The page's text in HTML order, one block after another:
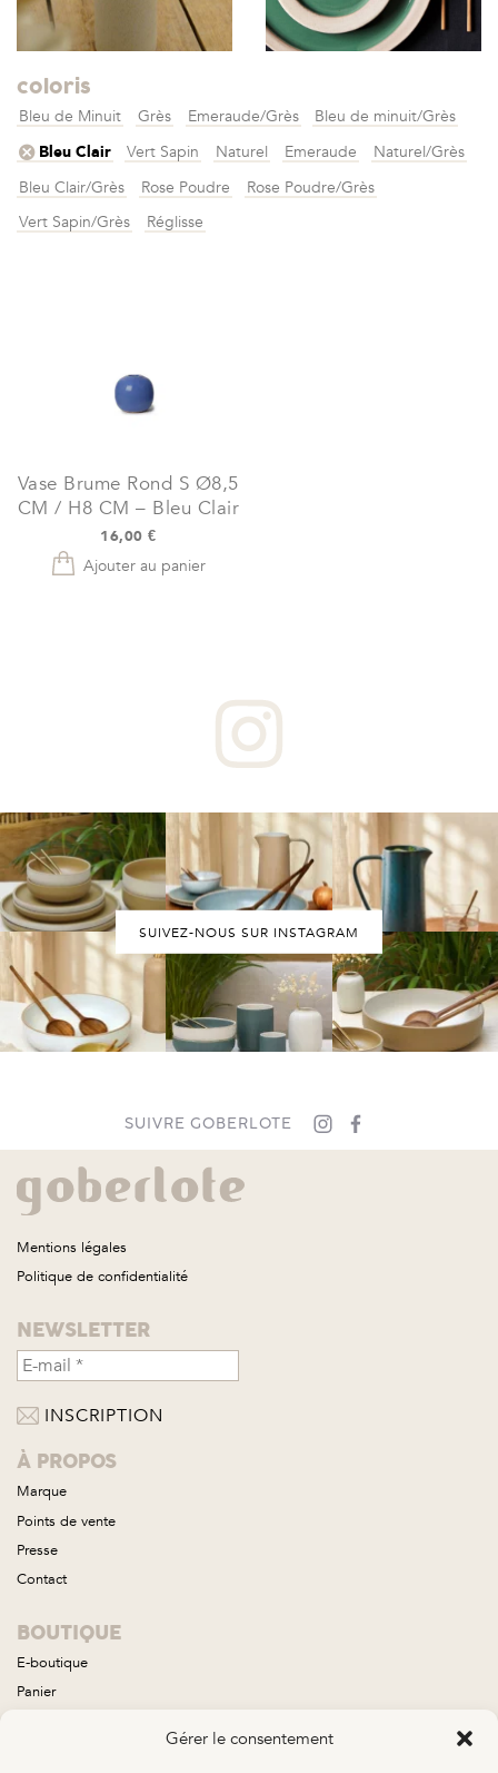
Gérer le consentement
coloris
Bleu de Minuit Grès Emeraude/Grès Bleu de minuit/Grès
Bleu Clair Vert Sapin Naturel Emeraude
Naturel/Grès
Bleu Clair/Grès
Rose Poudre
Rose Poudre/Grès
Vert Sapin/Grès
Réglisse
Vase Brume Rond S Ø8,5
CM / H8 CM – Bleu Clair
16,00€
Ajouter au panier
SUIVEZ-NOUS SUR INSTAGRAM
SUIVRE GOBERLOTE
Mentions légales
Politique de confidentialité
NEWSLETTER
À PROPOS
Marque
Points de vente
Presse
Contact
BOUTIQUE
E-boutique
Panier
Conditions générales de vente